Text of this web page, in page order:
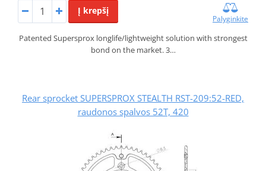
Į krepšį
Palyginkite
Patented Supersprox longlife/lightweight solution with strongest
bond on the market. 3…
Rear sprocket SUPERSPROX STEALTH RST-209:52-RED,
raudonos spalvos 52T, 420